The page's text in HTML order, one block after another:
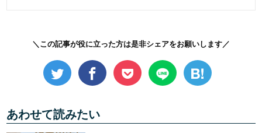
＼この記事が役に立った方は是非シェアをお願いします／
あわせて読みたい